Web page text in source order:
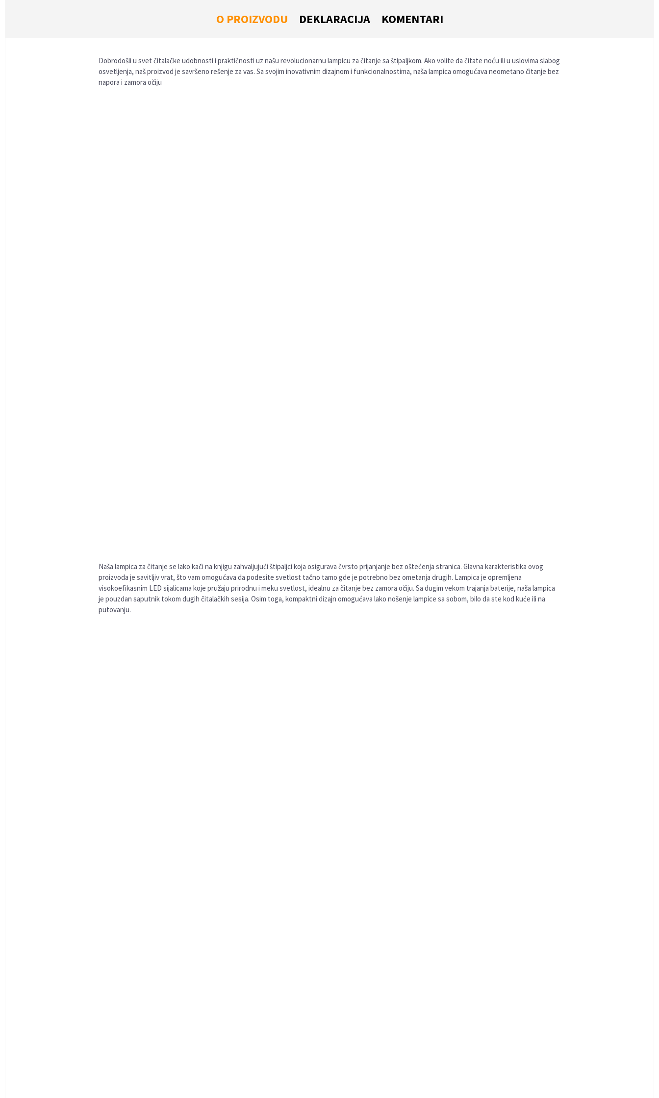
O PROIZVODU DEKLARACIJA KOMENTARI
Dobrodošli u svet čitalačke udobnosti i praktičnosti uz našu revolucionarnu lampicu za čitanje sa štipaljkom. Ako volite da čitate noću ili u uslovima slabog
osvetljenja, naš proizvod je savršeno rešenje za vas. Sa svojim inovativnim dizajnom i funkcionalnostima, naša lampica omogućava neometano čitanje bez
napora i zamora očiju
Naša lampica za čitanje se lako kači na knjigu zahvaljujući štipaljci koja osigurava čvrsto prijanjanje bez oštećenja stranica. Glavna karakteristika ovog
proizvoda je savitljiv vrat, što vam omogućava da podesite svetlost tačno tamo gde je potrebno bez ometanja drugih. Lampica je opremljena
visokoefikasnim LED sijalicama koje pružaju prirodnu i meku svetlost, idealnu za čitanje bez zamora očiju. Sa dugim vekom trajanja baterije, naša lampica
je pouzdan saputnik tokom dugih čitalačkih sesija. Osim toga, kompaktni dizajn omogućava lako nošenje lampice sa sobom, bilo da ste kod kuće ili na
putovanju.